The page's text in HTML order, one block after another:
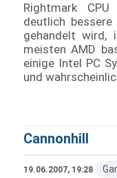
Rightmark
deutlich
gehandelt wird,
meisten AMD
einige Intel PC
und
Cannonhill
19.06.2007, 19:28